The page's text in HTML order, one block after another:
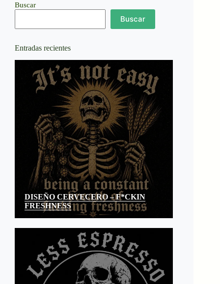
Buscar
Buscar
Entradas recientes
DISEÑO CERVECERO – F*CKIN
FRESHNESS